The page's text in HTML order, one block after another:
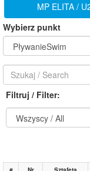
MP ELITA /
Wybierz punkt
Filtruj / Filter: